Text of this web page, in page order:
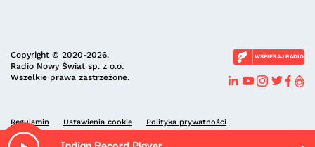
Copyright © 2020-2026.
Radio Nowy Świat sp. z o.o.
Wszelkie prawa zastrzeżone.
WSPIERAJ RADIO
Regulamin Ustawienia cookie Polityka prywatności